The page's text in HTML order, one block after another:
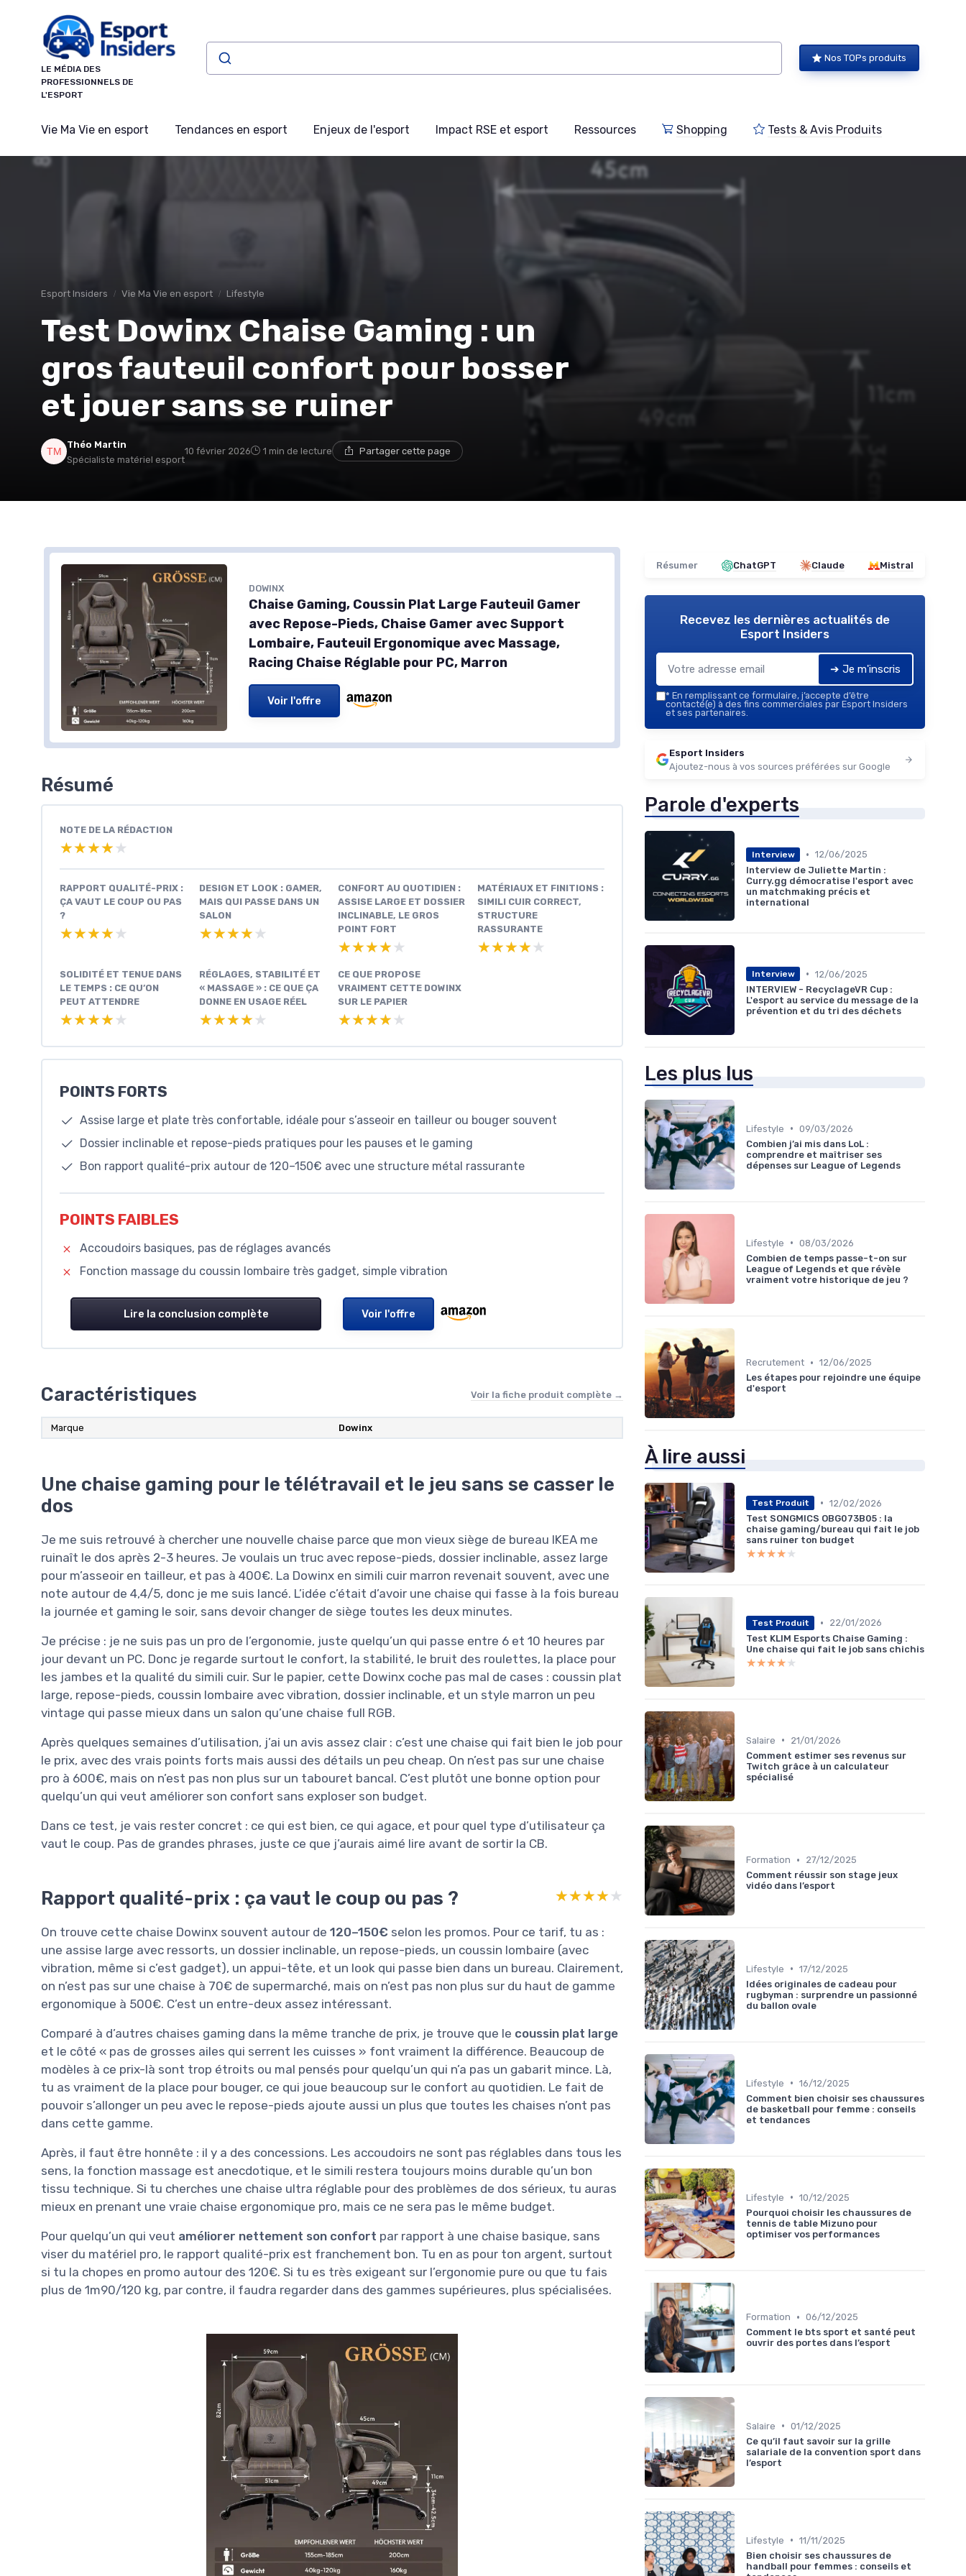
LE MÉDIA DES
PROFESSIONNELS DE
L'ESPORT
Nos TOPs produits
Vie Ma Vie en esport Tendances en esport Enjeux de l'esport Impact RSE et esport Ressources Shopping Tests & Avis Produits
Esport Insiders Vie Ma Vie en esport Lifestyle
Test Dowinx Chaise Gaming : un
gros fauteuil confort pour bosser
et jouer sans se ruiner
Théo Martin
Spécialiste matériel esport
10 février 2026 1 min de lecture Partager cette page
DOWINX
Chaise Gaming, Coussin Plat Large Fauteuil Gamer
avec Repose-Pieds, Chaise Gamer avec Support
Lombaire, Fauteuil Ergonomique avec Massage,
Racing Chaise Réglable pour PC, Marron
Voir l'offre
Résumé
NOTE DE LA RÉDACTION
★★★★★
★★★★★
RAPPORT QUALITÉ-PRIX :
ÇA VAUT LE COUP OU PAS
?
★★★★★
★★★★★
DESIGN ET LOOK : GAMER,
MAIS QUI PASSE DANS UN
SALON
★★★★★
★★★★★
CONFORT AU QUOTIDIEN :
ASSISE LARGE ET DOSSIER
INCLINABLE, LE GROS
POINT FORT
★★★★★
★★★★★
MATÉRIAUX ET FINITIONS :
SIMILI CUIR CORRECT,
STRUCTURE
RASSURANTE
★★★★★
★★★★★
SOLIDITÉ ET TENUE DANS
LE TEMPS : CE QU’ON
PEUT ATTENDRE
★★★★★
★★★★★
RÉGLAGES, STABILITÉ ET
« MASSAGE » : CE QUE ÇA
DONNE EN USAGE RÉEL
★★★★★
★★★★★
CE QUE PROPOSE
VRAIMENT CETTE DOWINX
SUR LE PAPIER
★★★★★
★★★★★
POINTS FORTS
Assise large et plate très confortable, idéale pour s’asseoir en tailleur ou bouger souvent
Dossier inclinable et repose-pieds pratiques pour les pauses et le gaming
Bon rapport qualité-prix autour de 120–150€ avec une structure métal rassurante
POINTS FAIBLES
Accoudoirs basiques, pas de réglages avancés
Fonction massage du coussin lombaire très gadget, simple vibration
Lire la conclusion complète Voir l'offre
Caractéristiques Voir la fiche produit complète →
Marque ‎Dowinx
Une chaise gaming pour le télétravail et le jeu sans se casser le
dos
Je me suis retrouvé à chercher une nouvelle chaise parce que mon vieux siège de bureau IKEA me
ruinaît le dos après 2-3 heures. Je voulais un truc avec repose-pieds, dossier inclinable, assez large
pour m’asseoir en tailleur, et pas à 400€. La Dowinx en simili cuir marron revenait souvent, avec une
note autour de 4,4/5, donc je me suis lancé. L’idée c’était d’avoir une chaise qui fasse à la fois bureau
la journée et gaming le soir, sans devoir changer de siège toutes les deux minutes.
Je précise : je ne suis pas un pro de l’ergonomie, juste quelqu’un qui passe entre 6 et 10 heures par
jour devant un PC. Donc je regarde surtout le confort, la stabilité, le bruit des roulettes, la place pour
les jambes et la qualité du simili cuir. Sur le papier, cette Dowinx coche pas mal de cases : coussin plat
large, repose-pieds, coussin lombaire avec vibration, dossier inclinable, et un style marron un peu
vintage qui passe mieux dans un salon qu’une chaise full RGB.
Après quelques semaines d’utilisation, j’ai un avis assez clair : c’est une chaise qui fait bien le job pour
le prix, avec des vrais points forts mais aussi des détails un peu cheap. On n’est pas sur une chaise
pro à 600€, mais on n’est pas non plus sur un tabouret bancal. C’est plutôt une bonne option pour
quelqu’un qui veut améliorer son confort sans exploser son budget.
Dans ce test, je vais rester concret : ce qui est bien, ce qui agace, et pour quel type d’utilisateur ça
vaut le coup. Pas de grandes phrases, juste ce que j’aurais aimé lire avant de sortir la CB.
Rapport qualité-prix : ça vaut le coup ou pas ? ★★★★★
★★★★★
On trouve cette chaise Dowinx souvent autour de 120–150€ selon les promos. Pour ce tarif, tu as :
une assise large avec ressorts, un dossier inclinable, un repose-pieds, un coussin lombaire (avec
vibration, même si c’est gadget), un appui-tête, et un look qui passe bien dans un bureau. Clairement,
on n’est pas sur une chaise à 70€ de supermarché, mais on n’est pas non plus sur du haut de gamme
ergonomique à 500€. C’est un entre-deux assez intéressant.
Comparé à d’autres chaises gaming dans la même tranche de prix, je trouve que le coussin plat large
et le côté « pas de grosses ailes qui serrent les cuisses » font vraiment la différence. Beaucoup de
modèles à ce prix-là sont trop étroits ou mal pensés pour quelqu’un qui n’a pas un gabarit mince. Là,
tu as vraiment de la place pour bouger, ce qui joue beaucoup sur le confort au quotidien. Le fait de
pouvoir s’allonger un peu avec le repose-pieds ajoute aussi un plus que toutes les chaises n’ont pas
dans cette gamme.
Après, il faut être honnête : il y a des concessions. Les accoudoirs ne sont pas réglables dans tous les
sens, la fonction massage est anecdotique, et le simili restera toujours moins durable qu’un bon
tissu technique. Si tu cherches une chaise ultra réglable pour des problèmes de dos sérieux, tu auras
mieux en prenant une vraie chaise ergonomique pro, mais ce ne sera pas le même budget.
Pour quelqu’un qui veut améliorer nettement son confort par rapport à une chaise basique, sans
viser du matériel pro, le rapport qualité-prix est franchement bon. Tu en as pour ton argent, surtout
si tu la chopes en promo autour des 120€. Si tu es très exigeant sur l’ergonomie pure ou que tu fais
plus de 1m90/120 kg, par contre, il faudra regarder dans des gammes supérieures, plus spécialisées.
Résumer ChatGPT Claude Mistral
Recevez les dernières actualités de
Esport Insiders
➔ Je m'inscris
* En remplissant ce formulaire, j’accepte d’être
contacté(e) à des fins commerciales par Esport Insiders
et ses partenaires.
Esport Insiders
Ajoutez-nous à vos sources préférées sur Google
Parole d'experts
Interview • 12/06/2025
Interview de Juliette Martin :
Curry.gg démocratise l'esport avec
un matchmaking précis et
international
Interview • 12/06/2025
INTERVIEW - RecyclageVR Cup :
L'esport au service du message de la
prévention et du tri des déchets
Les plus lus
Lifestyle • 09/03/2026
Combien j’ai mis dans LoL :
comprendre et maîtriser ses
dépenses sur League of Legends
Lifestyle • 08/03/2026
Combien de temps passe-t-on sur
League of Legends et que révèle
vraiment votre historique de jeu ?
Recrutement • 12/06/2025
Les étapes pour rejoindre une équipe
d'esport
À lire aussi
Test Produit • 12/02/2026
Test SONGMICS OBG073B05 : la
chaise gaming/bureau qui fait le job
sans ruiner ton budget
★★★★★
★★★★★
Test Produit •
22/01/2026
Test KLIM Esports Chaise Gaming :
Une chaise qui fait le job sans chichis
★★★★★
★★★★★
Salaire •
21/01/2026
Comment estimer ses revenus sur
Twitch grâce à un calculateur
spécialisé
Formation •
27/12/2025
Comment réussir son stage jeux
vidéo dans l’esport
Lifestyle • 17/12/2025
Idées originales de cadeau pour
rugbyman : surprendre un passionné
du ballon ovale
Lifestyle • 16/12/2025
Comment bien choisir ses chaussures
de basketball pour femme : conseils
et tendances
Lifestyle • 10/12/2025
Pourquoi choisir les chaussures de
tennis de table Mizuno pour
optimiser vos performances
Formation • 06/12/2025
Comment le bts sport et santé peut
ouvrir des portes dans l’esport
Salaire • 01/12/2025
Ce qu’il faut savoir sur la grille
salariale de la convention sport dans
l’esport
Lifestyle • 11/11/2025
Bien choisir ses chaussures de
handball pour femmes : conseils et